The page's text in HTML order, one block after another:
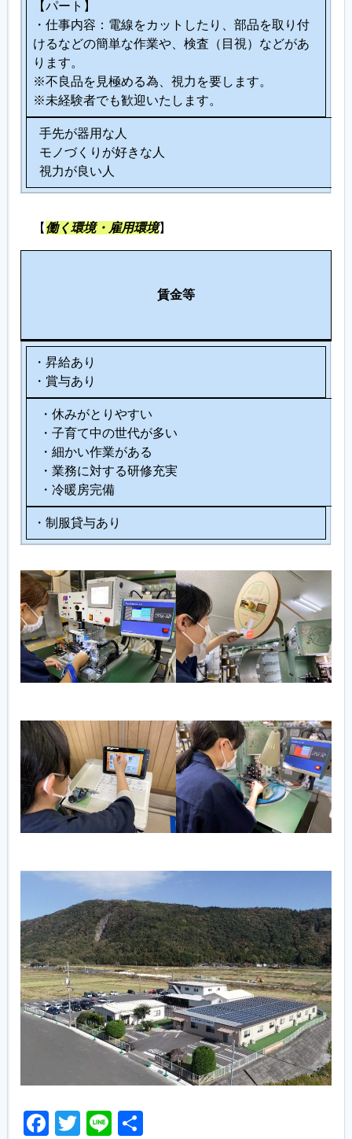
【パート】
・仕事内容：電線をカットしたり、部品を取り付
けるなどの簡単な作業や、検査（目視）などがあ
ります。
※不良品を見極める為、視力を要します。
※未経験者でも歓迎いたします。
手先が器用な人
モノづくりが好きな人
視力が良い人
【 働く環境・雇用環境】
賃金等
・昇給あり
・賞与あり
・休みがとりやすい
・子育て中の世代が多い
・細かい作業がある
・業務に対する研修充実
・冷暖房完備
・制服貸与あり
Facebook
Twitter
Line